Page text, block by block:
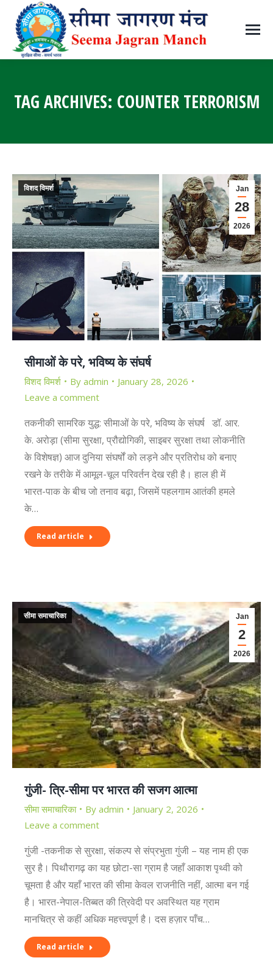
TAG ARCHIVES: COUNTER TERRORISM
Jan
28
2026
विशद विमर्श
सीमाओं के परे, भविष्य के संघर्ष
विशद विमर्श By admin
January 28, 2026
Leave a comment
तकनीकी सामरिक युद्ध: सीमाओं के परे, भविष्य के संघर्ष डॉ. आर.
के. अरोड़ा (सीमा सुरक्षा, प्रौद्योगिकी, साइबर सुरक्षा तथा लोकनीति
के विशेषज्ञ) आज दुनिया संघर्षों को लड़ने और प्रतिरोध को बनाए
रखने के तरीके में आमूल-चूल परिवर्तन देख रही है। हाल ही में
भारत-पाक के बीच जो तनाव बढ़ा, जिसमें पहलगाम आतंकी हमले
के…
Read article
Jan
2
2026
सीमा समाचारिका
गुंजी- त्रि-सीमा पर भारत की सजग आत्मा
सीमा समाचारिका By admin
January 2, 2026
Leave a comment
गुंजी -तकनीक से सुरक्षा, संकल्प से संप्रभुता गुंजी – यह नाम ही एक
सुर है। पिथौरागढ़ का यह छोटा-सा ग्राम है जहाँ आकाश पृथ्वी को
चूमता है और यहाँ भारत की सीमा केवल राजनीति नहीं, आत्मा बन गई
है। भारत-नेपाल-तिब्बत की त्रिवेदी पर अवस्थित यह ग्राम
मानचित्र से कहीं अधिक महत्त्वपूर्ण है। दस हज़ार पाँच…
Read article